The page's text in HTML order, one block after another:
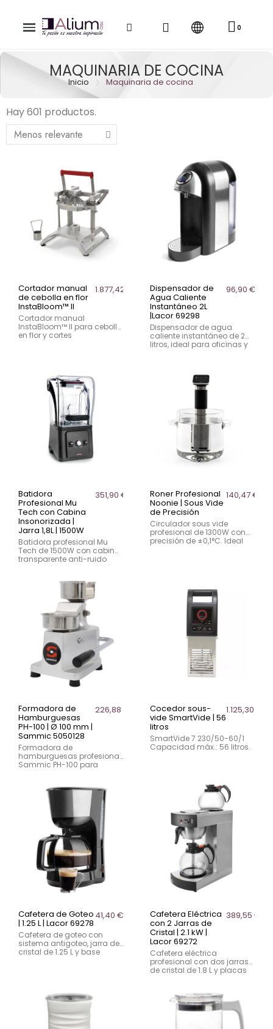
MAQUINARIA DE COCINA
Inicio Maquinaria de cocina
Hay 601 productos.
Cortador manual
de cebolla en flor
InstaBloom™ II
1.877,42 €
Cortador manual
InstaBloom™ II para cebolla
en flor y cortes
y hostelería.
Dispensador de
Agua Caliente
Instantáneo 2L
|Lacor 69298
96,90 €
Dispensador de agua
caliente instantáneo de 2
litros, ideal para oficinas y
Batidora
Profesional Mu
Tech con Cabina
Insonorizada |
Jarra 1,8L | 1500W
351,90 €
Batidora profesional Mu
Tech de 1500W con cabina
transparente anti-ruido
integrada y jarra de Tritán
rendimiento para uso
intensivo en bares, pubs,
restaurantes y hoteles.
Roner Profesional
Noonie | Sous Vide
de Precisión
140,47 €
Circulador sous vide
profesional de 1300W con
precisión de ±0,1°C. Ideal
Formadora de
Hamburguesas
PH-100 | Ø 100 mm |
Sammic 5050128
226,88 €
Formadora de
hamburguesas profesional
Sammic PH-100 para
de papel celofán.
Cocedor sous-
vide SmartVide | 56
litros
1.125,30 €
SmartVide 7 230/50-60/1
Capacidad máx.: 56 litros.
Cafetera de Goteo
| 1.25 L | Lacor 69278
41,40 €
Cafetera de goteo con
sistema antigoteo, jarra de
cristal de 1.25 L y base
Cafetera Eléctrica
con 2 Jarras de
Cristal | 2.1 kW |
Lacor 69272
389,55 €
Cafetera eléctrica
profesional con dos jarras
de cristal de 1.8 L y placas
hostelería y buffets.